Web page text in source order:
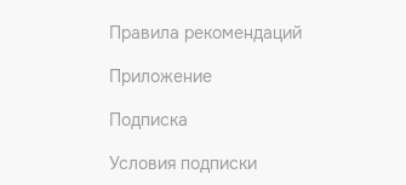
Правила рекомендаций
Приложение
Подписка
Условия подписки